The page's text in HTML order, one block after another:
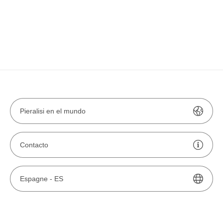
Pieralisi en el mundo
Contacto
Espagne - ES